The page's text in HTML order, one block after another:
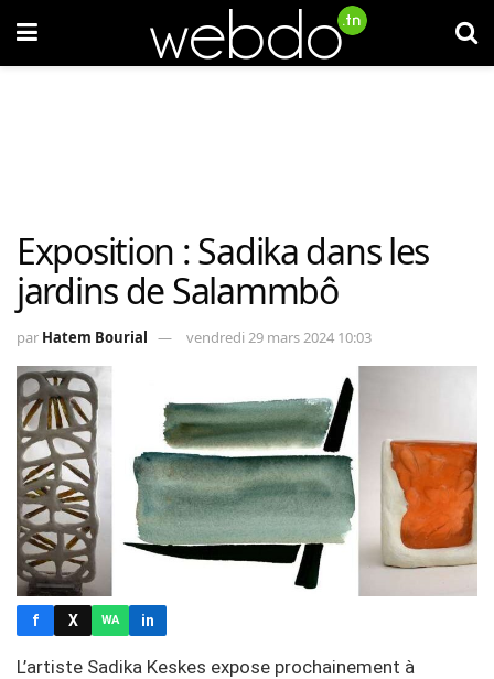
Exposition : Sadika dans les
jardins de Salammbô
par Hatem Bourial vendredi 29 mars 2024 10:03
f X WA in
L’artiste Sadika Keskes expose prochainement à